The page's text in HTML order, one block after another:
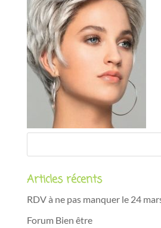
Articles récents
RDV à ne pas manquer le 24
Forum Bien être